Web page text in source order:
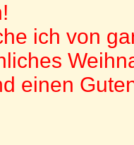
ich von
einen